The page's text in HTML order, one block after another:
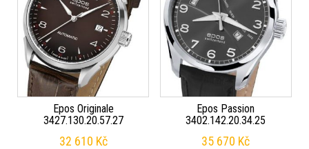
Epos Originale
3427.130.20.57.27
32 610 Kč
Epos Passion
3402.142.20.34.25
35 670 Kč